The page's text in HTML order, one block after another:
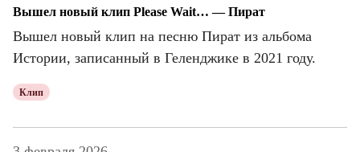
Вышел новый клип Please Wait… — Пират
Вышел новый клип на песню Пират из альбома
Истории, записанный в Геленджике в 2021 году.
Клип